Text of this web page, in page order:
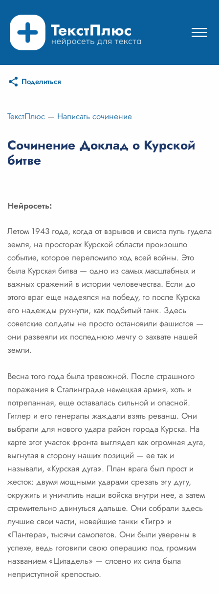
Режимы нейросети
Цены
Вход
Вход с Telegram
Поделиться
ТекстПлюс — Написать сочинение
Сочинение Доклад о Курской
битве
Нейросеть:
Летом 1943 года, когда от взрывов и свиста пуль гудела
земля, на просторах Курской области произошло
событие, которое переломило ход всей войны. Это
была Курская битва — одно из самых масштабных и
важных сражений в истории человечества. Если до
этого враг еще надеялся на победу, то после Курска
его надежды рухнули, как подбитый танк. Здесь
советские солдаты не просто остановили фашистов —
они развеяли их последнюю мечту о захвате нашей
земли.
Весна того года была тревожной. После страшного
поражения в Сталинграде немецкая армия, хоть и
потрепанная, еще оставалась сильной и опасной.
Гитлер и его генералы жаждали взять реванш. Они
выбрали для нового удара район города Курска. На
карте этот участок фронта выглядел как огромная дуга,
выгнутая в сторону наших позиций — ее так и
называли, «Курская дуга». План врага был прост и
жесток: двумя мощными ударами срезать эту дугу,
окружить и уничтлить наши войска внутри нее, а затем
стремительно двинуться дальше. Они собрали здесь
лучшие свои части, новейшие танки «Тигр» и
«Пантера», тысячи самолетов. Они были уверены в
успехе, ведь готовили свою операцию под громким
названием «Цитадель» — словно их сила была
неприступной крепостью.